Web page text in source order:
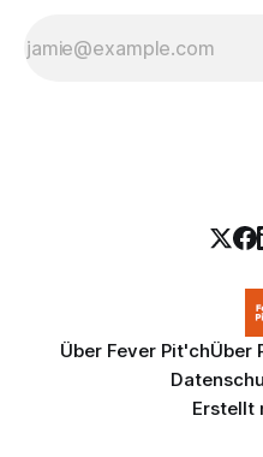
Über Fever Pit'chÜber
Erstellt